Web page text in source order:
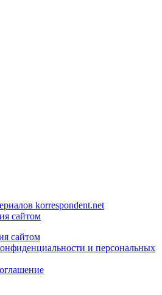
korrespondent.net
сайтом
сайтом
и персональных